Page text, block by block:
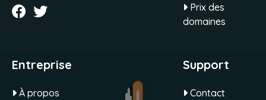
Prix des
domaines
Entreprise
À propos
Support
Contact